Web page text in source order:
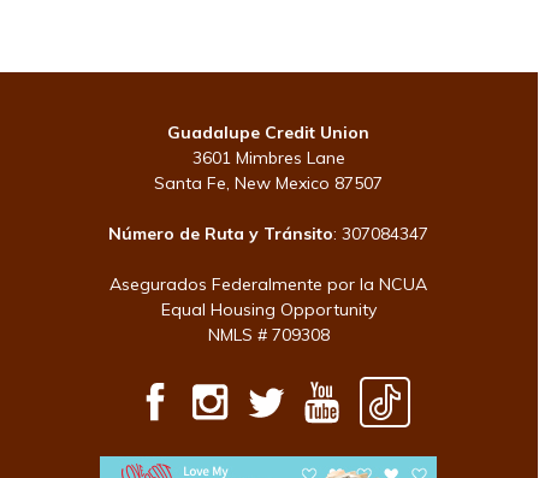
Guadalupe Credit Union
3601 Mimbres Lane
Santa Fe, New Mexico 87507
Número de Ruta y Tránsito: 307084347
Asegurados Federalmente por la NCUA
Equal Housing Opportunity
NMLS # 709308